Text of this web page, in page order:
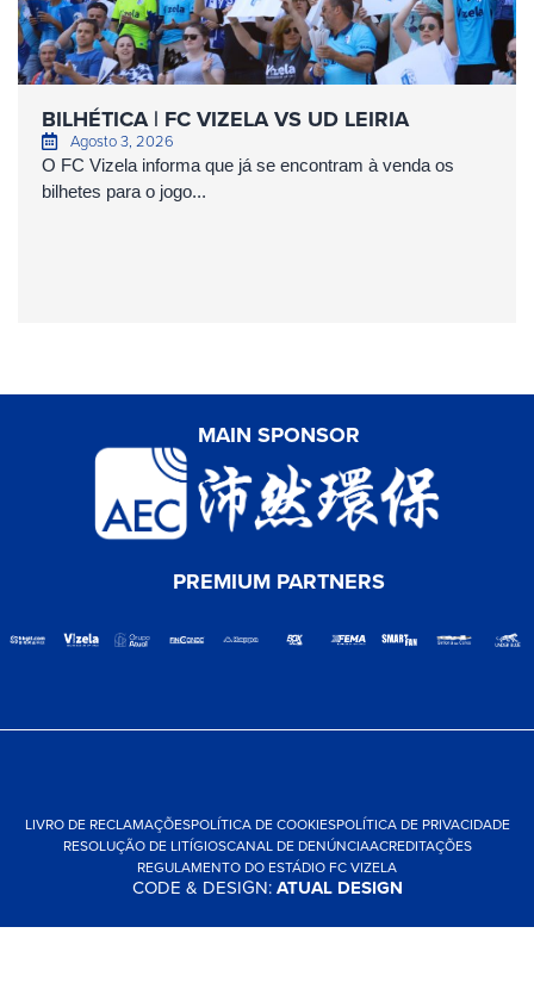
BILHÉTICA | FC VIZELA VS UD LEIRIA
Agosto 3, 2026
O FC Vizela informa que já se encontram à venda os
bilhetes para o jogo...
MAIN SPONSOR
PREMIUM PARTNERS
LIVRO DE RECLAMAÇÕESPOLÍTICA DE COOKIESPOLÍTICA DE PRIVACIDADE
RESOLUÇÃO DE LITÍGIOSCANAL DE DENÚNCIAACREDITAÇÕES
REGULAMENTO DO ESTÁDIO FC VIZELA
CODE & DESIGN:ATUAL DESIGN